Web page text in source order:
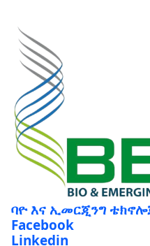
ባዮ እና ኢመርጂንግ
Facebook
Linkedin